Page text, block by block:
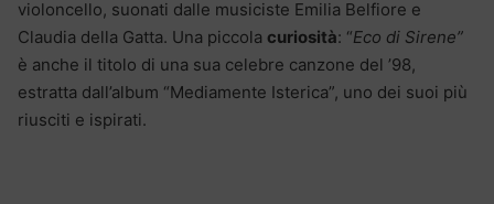
violoncello, suonati dalle musiciste Emilia Belfiore e
Claudia della Gatta. Una piccola curiosità: “Eco di Sirene”
è anche il titolo di una sua celebre canzone del ’98,
estratta dall’album “Mediamente Isterica”, uno dei suoi più
riusciti e ispirati.